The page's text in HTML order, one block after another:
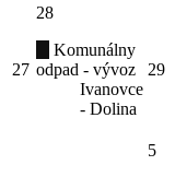
27
28
Komunálny
odpad - vývoz
Ivanovce
- Dolina
29
5